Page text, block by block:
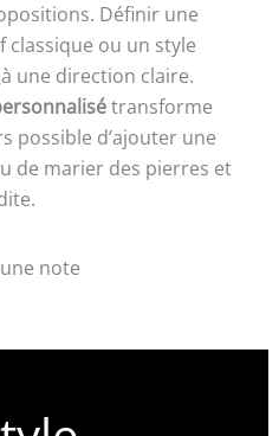
Définir une
ou un style
une direction claire.
transforme
possible d’ajouter une
de marier des pierres et
note